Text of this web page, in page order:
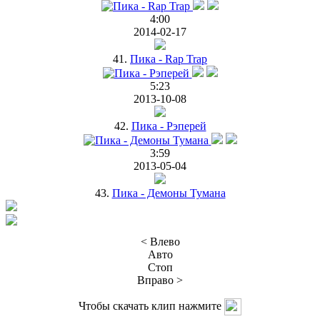
4:00
2014-02-17
41. Пика - Rap Trap
5:23
2013-10-08
42. Пика - Рэперей
3:59
2013-05-04
43. Пика - Демоны Тумана
< Влево
Авто
Стоп
Вправо >
Чтобы скачать клип нажмите